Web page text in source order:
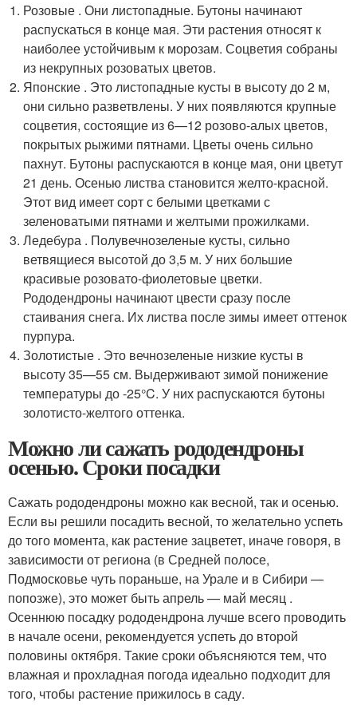
Розовые . Они листопадные. Бутоны начинают
распускаться в конце мая. Эти растения относят к
наиболее устойчивым к морозам. Соцветия собраны
из некрупных розоватых цветов.
Японские . Это листопадные кусты в высоту до 2 м,
они сильно разветвлены. У них появляются крупные
соцветия, состоящие из 6—12 розово-алых цветов,
покрытых рыжими пятнами. Цветы очень сильно
пахнут. Бутоны распускаются в конце мая, они цветут
21 день. Осенью листва становится желто-красной.
Этот вид имеет сорт с белыми цветками с
зеленоватыми пятнами и желтыми прожилками.
Ледебура . Полувечнозеленые кусты, сильно
ветвящиеся высотой до 3,5 м. У них большие
красивые розовато-фиолетовые цветки.
Рододендроны начинают цвести сразу после
стаивания снега. Их листва после зимы имеет оттенок
пурпура.
Золотистые . Это вечнозеленые низкие кусты в
высоту 35—55 см. Выдерживают зимой понижение
температуры до -25°C. У них распускаются бутоны
золотисто-желтого оттенка.
Можно ли сажать рододендроны
осенью. Сроки посадки
Сажать рододендроны можно как весной, так и осенью.
Если вы решили посадить весной, то желательно успеть
до того момента, как растение зацветет, иначе говоря, в
зависимости от региона (в Средней полосе,
Подмосковье чуть пораньше, на Урале и в Сибири —
попозже), это может быть апрель — май месяц .
Осеннюю посадку рододендрона лучше всего проводить
в начале осени, рекомендуется успеть до второй
половины октября. Такие сроки объясняются тем, что
влажная и прохладная погода идеально подходит для
того, чтобы растение прижилось в саду.